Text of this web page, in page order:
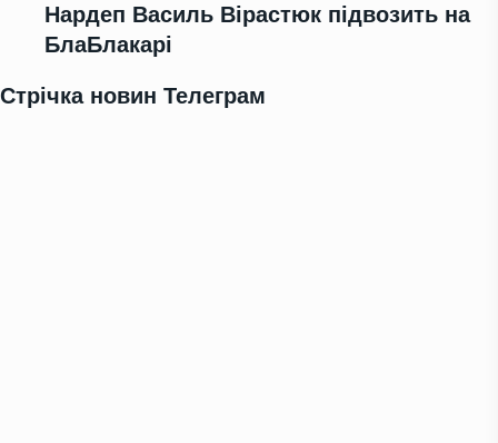
Нардеп Василь Вірастюк підвозить на
БлаБлакарі
Стрічка новин Телеграм